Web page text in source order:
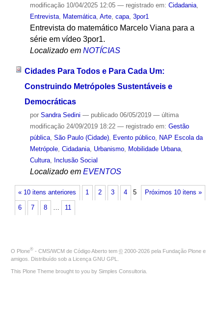
modificação10/04/2025 12:05 — registrado em: Cidadania,
Entrevista, Matemática, Arte, capa, 3por1
Entrevista do matemático Marcelo Viana para a
série em vídeo 3por1.
Localizado em NOTÍCIAS
Cidades Para Todos e Para Cada Um:
Construindo Metrópoles Sustentáveis e
Democráticas
por Sandra Sedini — publicado06/05/2019 — última
modificação24/09/2019 18:22 — registrado em: Gestão
pública, São Paulo (Cidade), Evento público, NAP Escola da
Metrópole, Cidadania, Urbanismo, Mobilidade Urbana,
Cultura, Inclusão Social
Localizado em EVENTOS
« 10 itens anteriores Próximos 10 itens »
1 2 3 4 5
6 7 8 … 11
O Plone® - CMS/WCM de Código Aberto tem © 2000-2026 pela Fundação Plone e
amigos. Distribuído sob a Licença GNU GPL
This Plone Theme brought to you by Simples Consultoria